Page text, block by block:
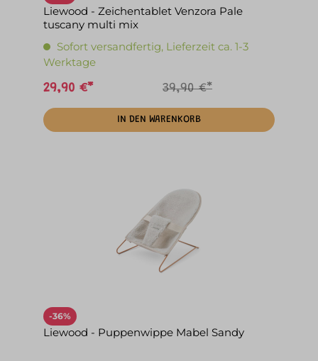
Liewood - Zeichentablet Venzora Pale
tuscany multi mix
Sofort versandfertig, Lieferzeit ca. 1-3
Werktage
29,90 €* 39,90 €*
IN DEN WARENKORB
-36%
Liewood - Puppenwippe Mabel Sandy